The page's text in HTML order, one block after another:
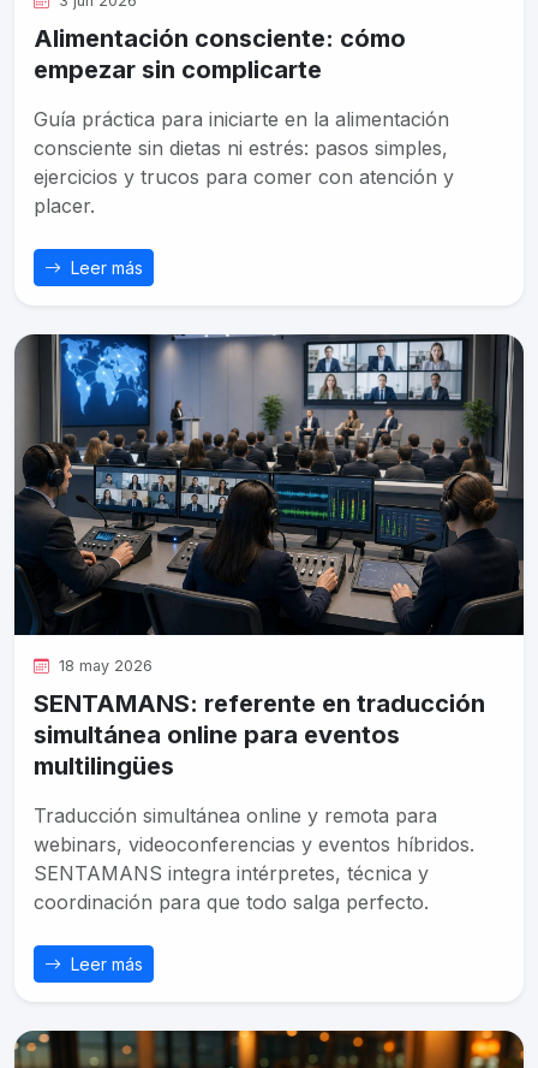
Alimentación consciente: cómo
empezar sin complicarte
Guía práctica para iniciarte en la alimentación
consciente sin dietas ni estrés: pasos simples,
ejercicios y trucos para comer con atención y
placer.
Leer más
18 may 2026
SENTAMANS: referente en traducción
simultánea online para eventos
multilingües
Traducción simultánea online y remota para
webinars, videoconferencias y eventos híbridos.
SENTAMANS integra intérpretes, técnica y
coordinación para que todo salga perfecto.
Leer más